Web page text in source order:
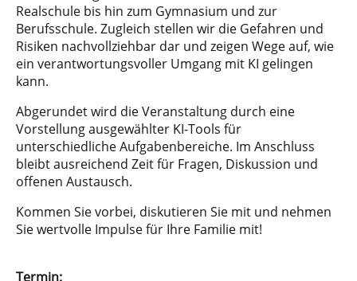
Realschule bis hin zum Gymnasium und zur
Berufsschule. Zugleich stellen wir die Gefahren und
Risiken nachvollziehbar dar und zeigen Wege auf, wie
ein verantwortungsvoller Umgang mit KI gelingen
kann.
Abgerundet wird die Veranstaltung durch eine
Vorstellung ausgewählter KI-Tools für
unterschiedliche Aufgabenbereiche. Im Anschluss
bleibt ausreichend Zeit für Fragen, Diskussion und
offenen Austausch.
Kommen Sie vorbei, diskutieren Sie mit und nehmen
Sie wertvolle Impulse für Ihre Familie mit!
Termin: